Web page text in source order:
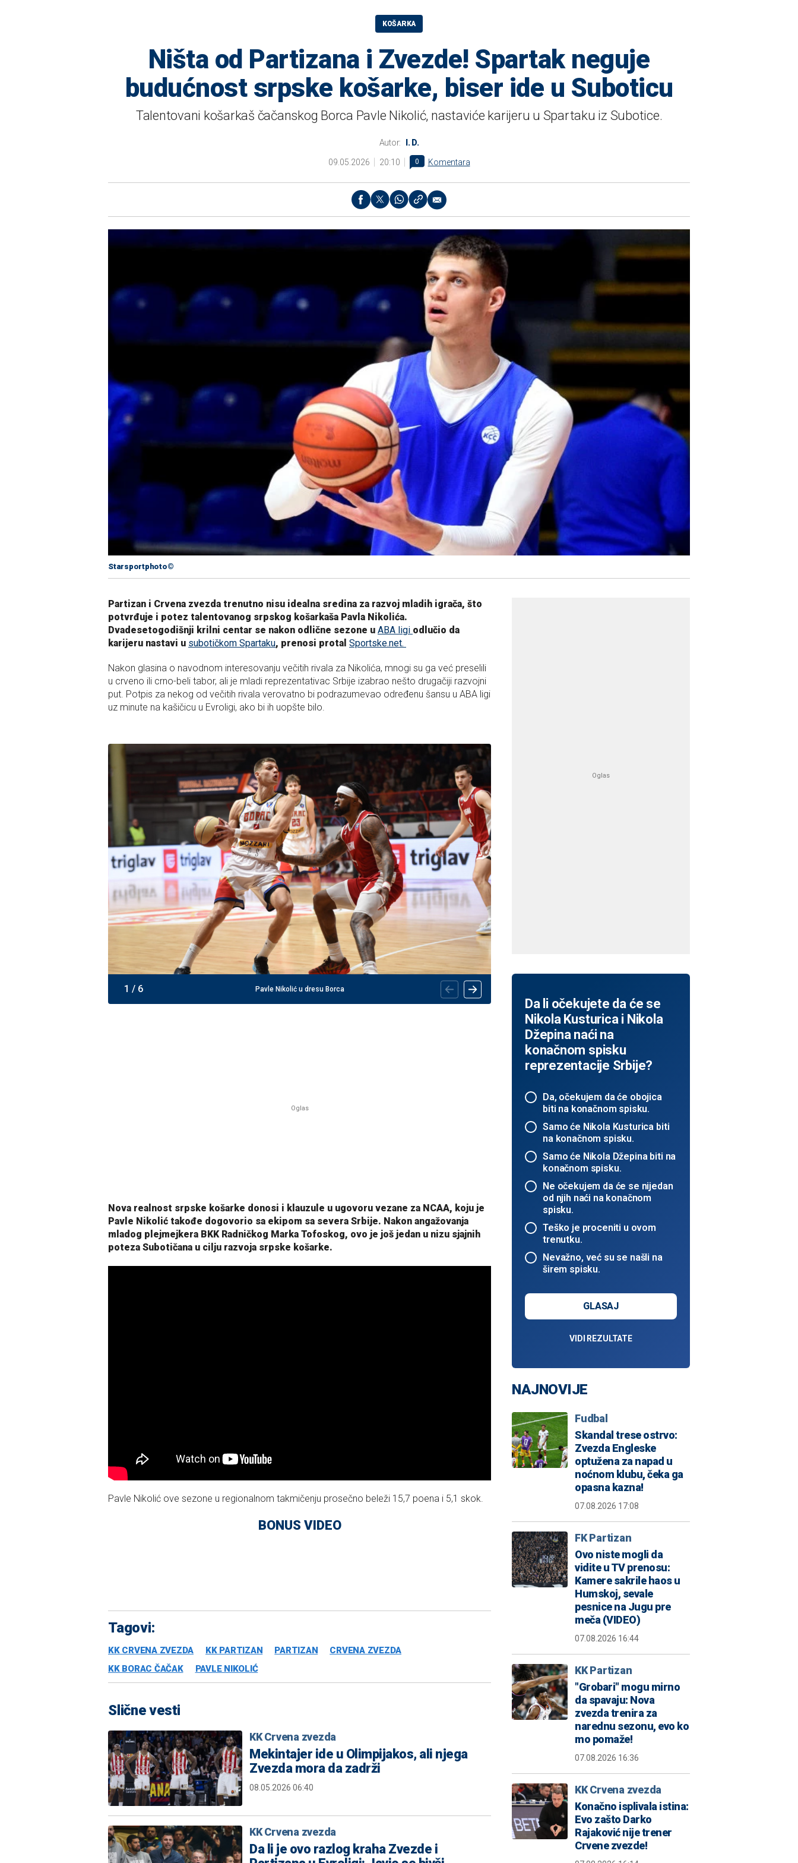
KOŠARKA
Ništa od Partizana i Zvezde! Spartak neguje
budućnost srpske košarke, biser ide u Suboticu
Talentovani košarkaš čačanskog Borca Pavle Nikolić, nastaviće karijeru u Spartaku iz Subotice.
Autor: I. D.
09.05.2026 20:10 0 Komentara
Starsportphoto©
Partizan i Crvena zvezda trenutno nisu idealna sredina za razvoj mladih igrača, što
potvrđuje i potez talentovanog srpskog košarkaša Pavla Nikolića.
Dvadesetogodišnji krilni centar se nakon odlične sezone u ABA ligi odlučio da
karijeru nastavi u subotičkom Spartaku, prenosi protal Sportske.net.
Nakon glasina o navodnom interesovanju večitih rivala za Nikolića, mnogi su ga već preselili
u crveno ili crno-beli tabor, ali je mladi reprezentativac Srbije izabrao nešto drugačiji razvojni
put. Potpis za nekog od večitih rivala verovatno bi podrazumevao određenu šansu u ABA ligi
uz minute na kašičicu u Evroligi, ako bi ih uopšte bilo.
Pavle Nikolić u dresu Borca
1 / 6
Nova realnost srpske košarke donosi i klauzule u ugovoru vezane za NCAA, koju je
Pavle Nikolić takođe dogovorio sa ekipom sa severa Srbije. Nakon angažovanja
mladog plejmejkera BKK Radničkog Marka Tofoskog, ovo je još jedan u nizu sjajnih
poteza Subotičana u cilju razvoja srpske košarke.
Pavle Nikolić ove sezone u regionalnom takmičenju prosečno beleži 15,7 poena i 5,1 skok.
BONUS VIDEO
Tagovi:
KK CRVENA ZVEZDA KK PARTIZAN PARTIZAN
CRVENA ZVEZDA
KK BORAC ČAČAK
PAVLE NIKOLIĆ
Slične vesti
KK Crvena zvezda
Mekintajer ide u Olimpijakos, ali njega
Zvezda mora da zadrži
08.05.2026 06:40
KK Crvena zvezda
Da li je ovo razlog kraha Zvezde i
Da li očekujete da će se
Nikola Kusturica i Nikola
Džepina naći na
konačnom spisku
reprezentacije Srbije?
Da, očekujem da će obojica
biti na konačnom spisku.
Samo će Nikola Kusturica biti
na konačnom spisku.
Samo će Nikola Džepina biti na
konačnom spisku.
Ne očekujem da će se nijedan
od njih naći na konačnom
spisku.
Teško je proceniti u ovom
trenutku.
Nevažno, već su se našli na
širem spisku.
GLASAJ
VIDI REZULTATE
NAJNOVIJE
Fudbal
Skandal trese ostrvo:
Zvezda Engleske
optužena za napad u
noćnom klubu, čeka ga
opasna kazna!
07.08.2026 17:08
FK Partizan
Ovo niste mogli da
vidite u TV prenosu:
Kamere sakrile haos u
Humskoj, sevale
pesnice na Jugu pre
meča (VIDEO)
07.08.2026 16:44
KK Partizan
"Grobari" mogu mirno
da spavaju: Nova
zvezda trenira za
narednu sezonu, evo ko
mo pomaže!
07.08.2026 16:36
KK Crvena zvezda
Konačno isplivala istina:
Evo zašto Darko
Rajaković nije trener
Crvene zvezde!